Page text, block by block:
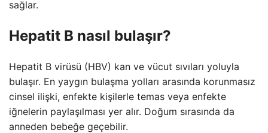
sağlar.
Hepatit B nasıl bulaşır?
Hepatit B virüsü (HBV) kan ve vücut sıvıları yoluyla
bulaşır. En yaygın bulaşma yolları arasında korunmasız
cinsel ilişki, enfekte kişilerle temas veya enfekte
iğnelerin paylaşılması yer alır. Doğum sırasında da
anneden bebeğe geçebilir.